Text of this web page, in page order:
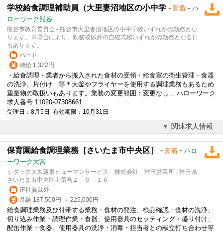
学校給食調理補助員（大里妻沼地区の小中学 - 新着 - ハ
ローワーク熊谷
熊谷市教育委員会 - 熊谷市大里妻沼地区の小中学校いずれかの勤務とな
ります。※場合により、勤務校以外の自校式校いずれかの勤務となる日
もあります。
パート
時給 1,372円
・ 給食調理 ・業者から搬入された食材の受領・給食室の衛生管理・食器
の洗浄、片付け 等＊大釜やフライヤーを使用する調理業務もあるため
重量物の取扱いもあります。業務の変更範囲：変更なし... ハローワーク
求人番号 11020-07308661
受理日：8月5日 有効期限：10月31日
関連求人情報
保育園給食調理業務［さいたま市中央区］ - 新着 - ハロ
ーワーク大宮
シダックス大新東ヒューマンサービス 株式会社 埼玉営業所 - 埼玉県
さいたま市中央区上落合２－９－１０
正社員以外
月給 187,500円 ～ 225,000円
給食調理業務及び付帯する業務・食材の発注、検品確認・食材の洗浄、
切り込み作業・調理作業・食器、使用器具のセッティング・盛り付け、
配缶作業・食器、使用器具の洗浄・消毒・担当者との献立打ち合わせ等